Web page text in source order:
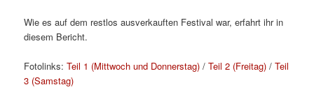
Wie es auf dem restlos ausverkauften Festival war, erfahrt ihr in
diesem Bericht.
Fotolinks:Teil 1 (Mittwoch und Donnerstag) /Teil 2 (Freitag) /Teil
3 (Samstag)